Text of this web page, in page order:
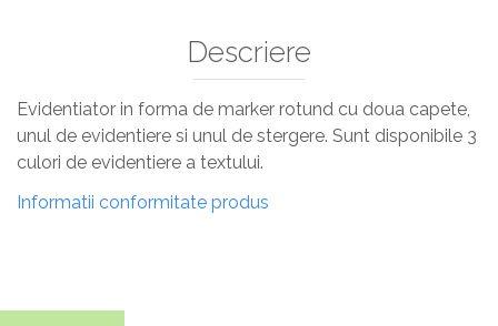
Descriere
Evidentiator in forma de marker rotund cu doua capete,
unul de evidentiere si unul de stergere. Sunt disponibile 3
culori de evidentiere a textului.
Informatii conformitate produs